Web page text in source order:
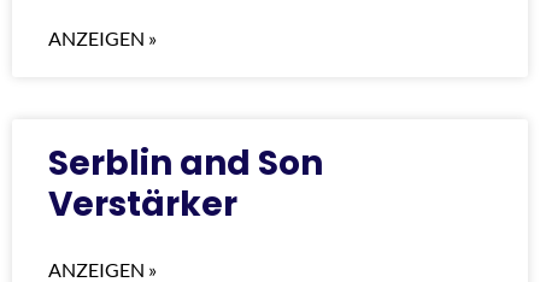
ANZEIGEN »
Serblin and Son
Verstärker
ANZEIGEN »